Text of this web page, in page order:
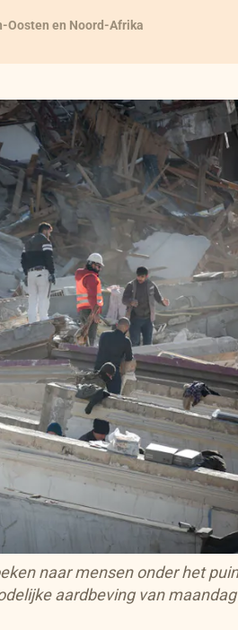
Oosten en Noord-Afrika
naar mensen onder het
aardbeving van